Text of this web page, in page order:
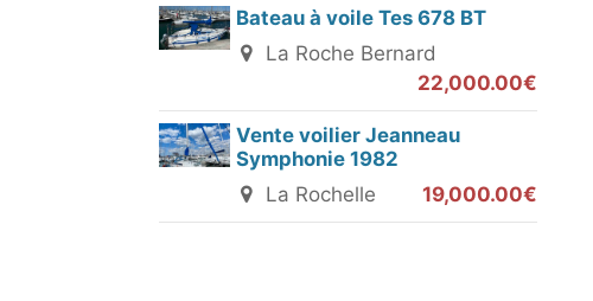
Bateau à voile Tes 678 BT
La Roche Bernard
22,000.00€
Vente voilier Jeanneau
Symphonie 1982
La Rochelle
19,000.00€